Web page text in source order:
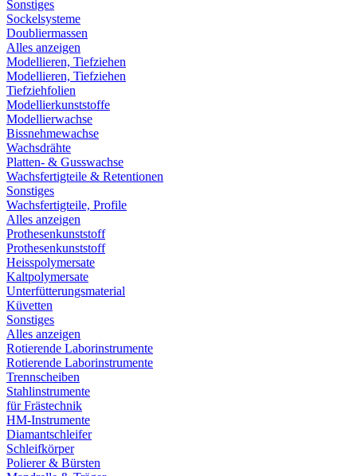
Sonstiges
Sockelsysteme
Doubliermassen
Alles anzeigen
Modellieren, Tiefziehen
Modellieren, Tiefziehen
Tiefziehfolien
Modellierkunststoffe
Modellierwachse
Bissnehmewachse
Wachsdrähte
Platten- & Gusswachse
Wachsfertigteile & Retentionen
Sonstiges
Wachsfertigteile, Profile
Alles anzeigen
Prothesenkunststoff
Prothesenkunststoff
Heisspolymersate
Kaltpolymersate
Unterfütterungsmaterial
Küvetten
Sonstiges
Alles anzeigen
Rotierende Laborinstrumente
Rotierende Laborinstrumente
Trennscheiben
Stahlinstrumente
für Frästechnik
HM-Instrumente
Diamantschleifer
Schleifkörper
Polierer & Bürsten